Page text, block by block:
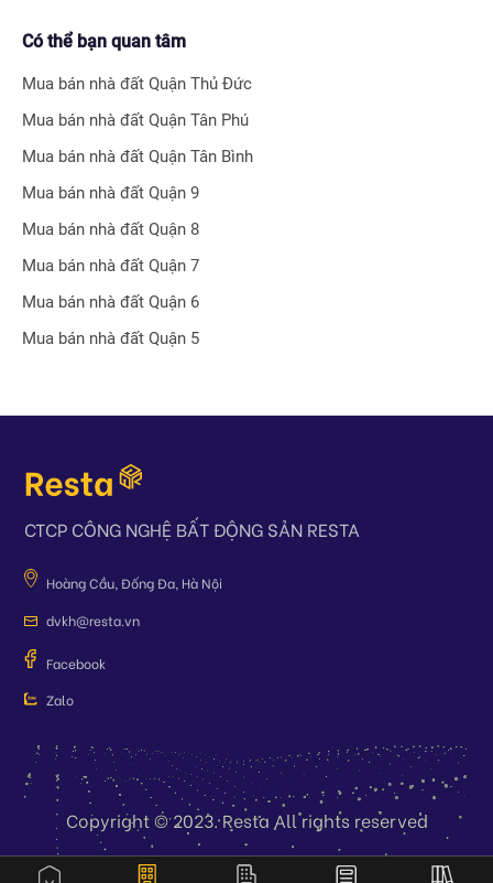
tính điểm thông minh.
phát triển nhiều công cụ hỗ trợ tối ưu cho các nhà đầu tư bất
động sản chuyên nghiệp nhưTra cứu quy hoạch toàn quốc
miễn phí, Bộ lọc địa phương 360
Với nhiều công cụ tiện ích mà nền tảng mang lại, chúng tôi
tin rằngRestasẽ trở thành trợ thủ đắc lực cho nhà đầu tư
trong quá trình tìm kiếm và đầu tư bất động sản.
Có thể bạn quan tâm
Mua bán nhà đất Quận Thủ Đức
Mua bán nhà đất Quận Tân Phú
Mua bán nhà đất Quận Tân Bình
Mua bán nhà đất Quận 9
Mua bán nhà đất Quận 8
Mua bán nhà đất Quận 7
Mua bán nhà đất Quận 6
Mua bán nhà đất Quận 5
CTCP CÔNG NGHỆ BẤT ĐỘNG SẢN RESTA
Hoàng Cầu, Đống Đa, Hà Nội
dvkh@resta.vn
Facebook
Zalo
Copyright © 2023. Resta All rights reserved